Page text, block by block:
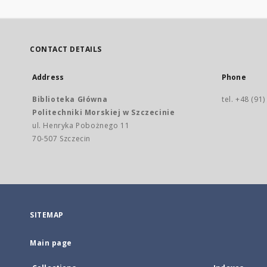
CONTACT DETAILS
Address
Biblioteka Główna
Politechniki Morskiej w Szczecinie
ul. Henryka Pobożnego 11
70-507 Szczecin
Phone
tel. +48
SITEMAP
Main page